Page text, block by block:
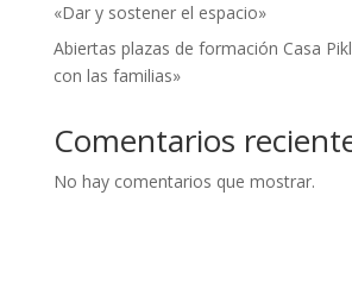
«Dar y sostener el espacio»
Abiertas plazas de formación Casa
con las familias»
Comentarios
No hay comentarios que mostrar.